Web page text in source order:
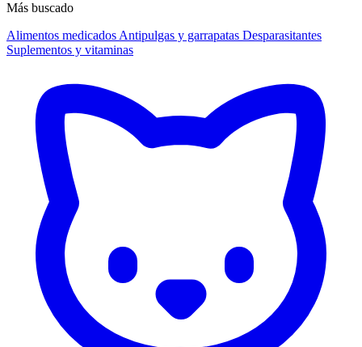
Más buscado
Alimentos medicados Antipulgas y garrapatas Desparasitantes
Suplementos y vitaminas